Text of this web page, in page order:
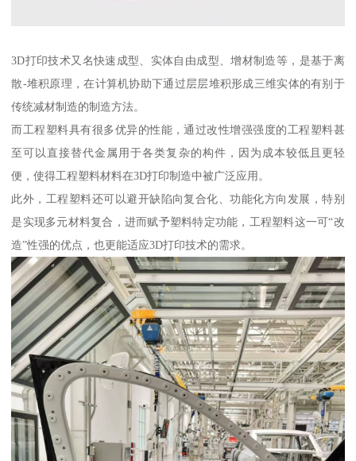
3D打印技术又名快速成型、实体自由成型、增材制造等，是基于离
散-堆积原理，在计算机协助下通过层层堆积形成三维实体的有别于
传统减材制造的制造方法。
而工程塑料具有很多优异的性能，通过改性增强强度的工程塑料甚
至可以直接替代金属用于各类复杂的构件，因为成本较低且更轻
便，使得工程塑料材料在3D打印制造中被广泛应用。
此外，工程塑料还可以避开缺陷向复合化、功能化方向发展，特别
是实现多元材料复合，进而赋予塑料特定功能，工程塑料这一可“改
造”性强的优点，也更能适应3D打印技术的需求。